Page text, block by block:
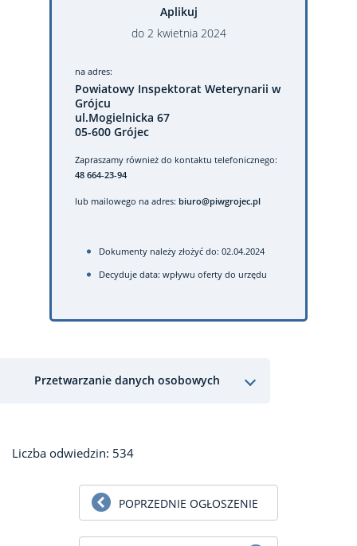
Aplikuj
do 2 kwietnia 2024
na adres:
Powiatowy Inspektorat Weterynarii w
Grójcu
ul.Mogielnicka 67
05-600 Grójec
Zapraszamy również do kontaktu telefonicznego:
48 664-23-94
lub mailowego na adres: biuro@piwgrojec.pl
Dokumenty należy złożyć do: 02.04.2024
Decyduje data: wpływu oferty do urzędu
Przetwarzanie danych osobowych
Liczba odwiedzin: 534
POPRZEDNIE OGŁOSZENIE